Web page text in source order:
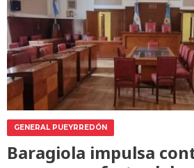
GENERAL PUEYRREDÓN
Baragiola impulsa